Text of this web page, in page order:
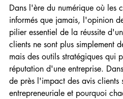
Dans l'ère du numérique où les
informés que jamais, l'opinion
pilier essentiel de la réussite
clients ne sont plus simplement
mais des outils stratégiques qui
réputation d'une entreprise.
de près l'impact des avis clients
entrepreneuriale et pourquoi